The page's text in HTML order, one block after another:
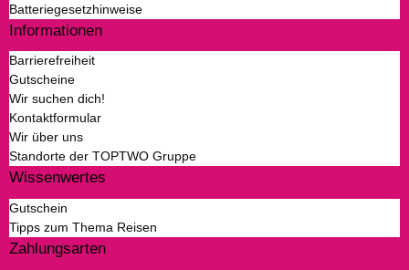
Batteriegesetzhinweise
Informationen
Barrierefreiheit
Gutscheine
Wir suchen dich!
Kontaktformular
Wir über uns
Standorte der TOPTWO Gruppe
Wissenwertes
Gutschein
Tipps zum Thema Reisen
Zahlungsarten